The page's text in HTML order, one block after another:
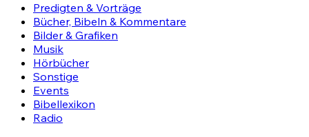
Predigten & Vorträge
Bücher, Bibeln & Kommentare
Bilder & Grafiken
Musik
Hörbücher
Sonstige
Events
Bibellexikon
Radio